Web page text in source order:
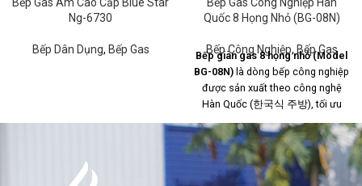
Ng-6730
Bếp Dân Dụng, Bếp Gas
Quốc 8 Họng Nhỏ (BG-08N)
Bếp Công Nghiệp, Bếp Gas
Bếp giàn gas 8 họng nhỏ (Model
BG-08N) là dòng bếp công nghiệp
được sản xuất theo công nghệ
Hàn Quốc (한국식 주방), tối ưu
hóa cho các khu bếp có cường độ
nấu nướng cao và đa dạng thực
đơn. Với thiết kế 8 họng đốt độc
lập trên một giàn bếp Inox chắc